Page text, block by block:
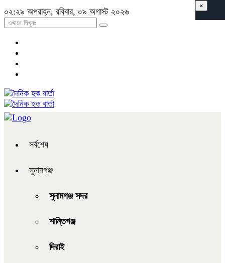
০২:২৯ অপরাহ্ন, রবিবার, ০৯ অগাস্ট ২০২৬
সর্বশেষ
সুনামগঞ্জ
সুনামগঞ্জ সদর
শান্তিগঞ্জ
দিরাই
×